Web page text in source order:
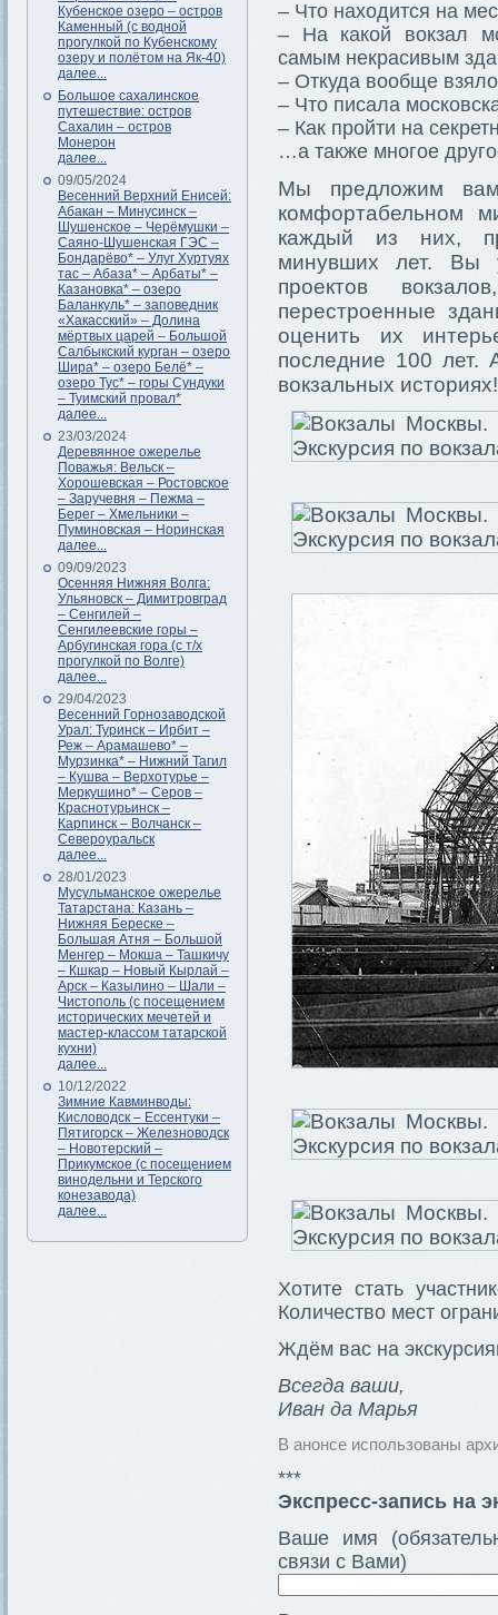
Кубенское озеро – остров
Каменный (с водной
прогулкой по Кубенскому
озеру и полётом на Як-40)
далее...
Большое сахалинское
путешествие: остров
Сахалин – остров
Монерон
далее...
09/05/2024
Весенний Верхний Енисей:
Абакан – Минусинск –
Шушенское – Черёмушки –
Саяно-Шушенская ГЭС –
Бондарёво* – Улуг Хуртуях
тас – Абаза* – Арбаты* –
Казановка* – озеро
Баланкуль* – заповедник
«Хакасский» – Долина
мёртвых царей – Большой
Салбыкский курган – озеро
Шира* – озеро Белё* –
озеро Тус* – горы Сундуки
– Туимский провал*
далее...
23/03/2024
Деревянное ожерелье
Поважья: Вельск –
Хорошевская – Ростовское
– Заручевня – Пежма –
Берег – Хмельники –
Пуминовская – Норинская
далее...
09/09/2023
Осенняя Нижняя Волга:
Ульяновск – Димитровград
– Сенгилей –
Сенгилеевские горы –
Арбугинская гора (с т/х
прогулкой по Волге)
далее...
29/04/2023
Весенний Горнозаводской
Урал: Туринск – Ирбит –
Реж – Арамашево* –
Мурзинка* – Нижний Тагил
– Кушва – Верхотурье –
Меркушино* – Серов –
Краснотурьинск –
Карпинск – Волчанск –
Североуральск
далее...
28/01/2023
Мусульманское ожерелье
Татарстана: Казань –
Нижняя Береске –
Большая Атня – Большой
Менгер – Мокша – Ташкичу
– Кшкар – Новый Кырлай –
Арск – Казылино – Шали –
Чистополь (с посещением
исторических мечетей и
мастер-классом татарской
кухни)
далее...
10/12/2022
Зимние Кавминводы:
Кисловодск – Ессентуки –
Пятигорск – Железноводск
– Новотерский –
Прикумское (с посещением
винодельни и Терского
конезавода)
далее...
– Что находится на
– На какой вокзал
самым некрасивым
– Откуда вообще
– Что писала
– Как пройти на
…а также многое
Мы предложим вам
комфортабельном
каждый из них,
минувших лет. Вы
проектов
перестроенные
оценить их
последние 100 лет.
вокзальных историях!
Хотите стать
Количество мест
Ждём вас на
Всегда ваши,
Иван да Марья
В анонсе использованы
***
Экспресс-запись на
Ваше имя
связи с Вами)